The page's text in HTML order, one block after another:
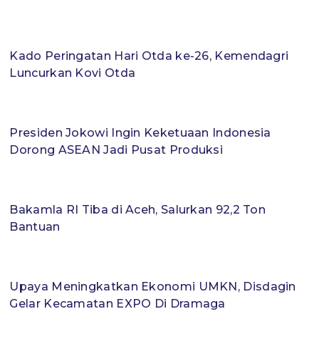
Kado Peringatan Hari Otda ke-26, Kemendagri
Luncurkan Kovi Otda
Presiden Jokowi Ingin Keketuaan Indonesia
Dorong ASEAN Jadi Pusat Produksi
Bakamla RI Tiba di Aceh, Salurkan 92,2 Ton
Bantuan
Upaya Meningkatkan Ekonomi UMKN, Disdagin
Gelar Kecamatan EXPO Di Dramaga